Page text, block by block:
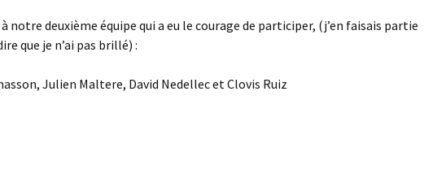
notre deuxième équipe qui a eu le courage de participer, (j’en faisais partie
que je n’ai pas brillé) :
Julien Maltere, David Nedellec et Clovis Ruiz